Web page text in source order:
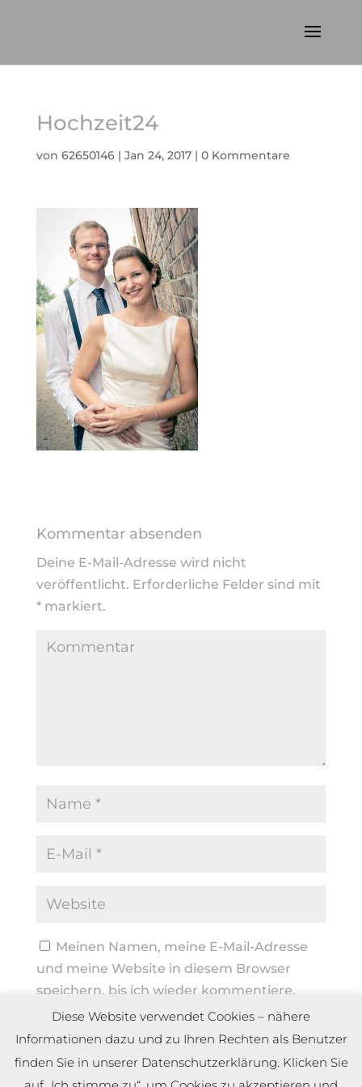
Hochzeit24
von 62650146| Jan 24, 2017| 0 Kommentare
Kommentar absenden
Deine E-Mail-Adresse wird nicht
veröffentlicht. Erforderliche Felder sind mit
*markiert.
Meinen Namen, meine E-Mail-Adresse
und meine Website in diesem Browser
speichern, bis ich wieder kommentiere.
Diese Website verwendet Cookies – nähere
Informationen dazu und zu Ihren Rechten als Benutzer
finden Sie in unserer Datenschutzerklärung. Klicken Sie